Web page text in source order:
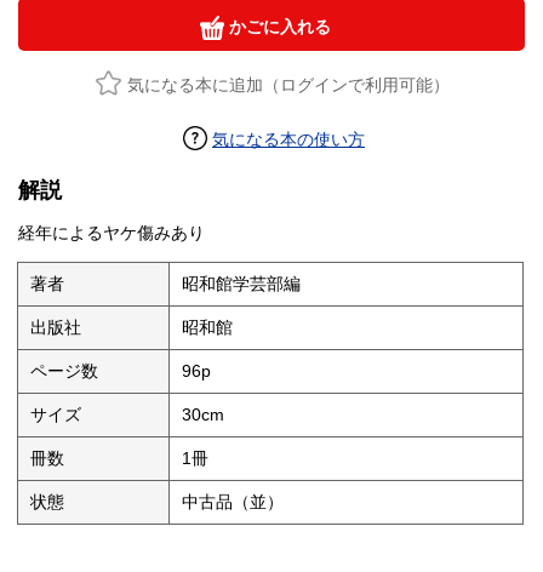
かごに入れる
気になる本に追加（ログインで利用可能）
気になる本の使い方
解説
経年によるヤケ傷みあり
著者 昭和館学芸部編
出版社 昭和館
ページ数 96p
サイズ 30cm
冊数 1冊
状態 中古品（並）